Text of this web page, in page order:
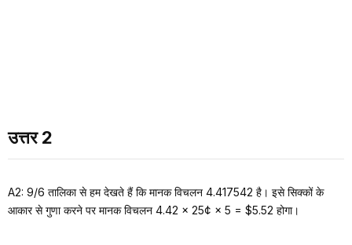
उत्तर 2
A2: 9/6 तालिका से हम देखते हैं कि मानक विचलन 4.417542 है। इसे सिक्कों के
आकार से गुणा करने पर मानक विचलन 4.42 × 25¢ × 5 = $5.52 होगा।